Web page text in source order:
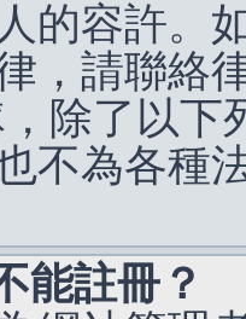
的容許。
，請聯絡
除了以下
不為各種
能註冊？